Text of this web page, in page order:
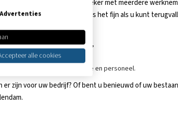
is een complex iets, zeker met meerdere
van groot belang. Daarnaast is het fijn als u kunt
is binnen uw branche,
pensioenregelingen,
oplossing voor uw organisatie en personeel.
zijn voor uw bedrijf? Of bent u benieuwd of uw
Advertenties
alle cookies